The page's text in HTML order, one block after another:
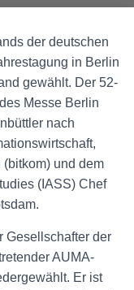
A
L
T
der deutschen
in Berlin
gewählt. Der 52-
Messe Berlin
nach
und dem
(IASS) Chef
Gesellschafter der
AUMA-
Er ist